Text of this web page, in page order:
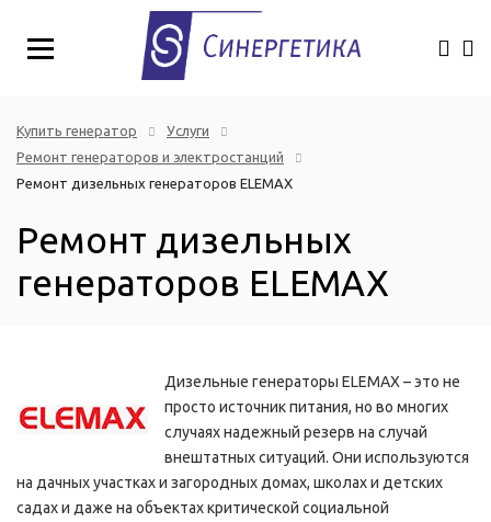
Купить генератор
Услуги
Ремонт генераторов и электростанций
Ремонт дизельных генераторов ELEMAX
Ремонт дизельных
генераторов ELEMAX
Дизельные генераторы ELEMAX – это не
просто источник питания, но во многих
случаях надежный резерв на случай
внештатных ситуаций. Они используются
на дачных участках и загородных домах, школах и детских
садах и даже на объектах критической социальной